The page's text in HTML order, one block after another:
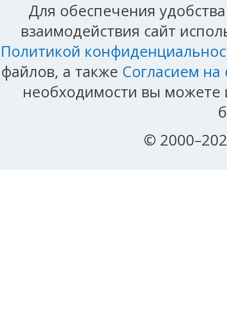
Для обеспечения
взаимодействия сайт
Политикой
файлов, а также Согласием
необходимости вы можете
©